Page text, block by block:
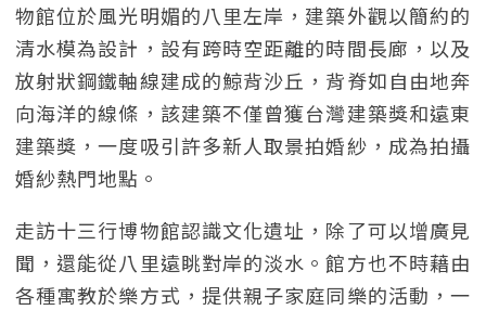
物館位於風光明媚的八里左岸，建築外觀以簡約的
清水模為設計，設有跨時空距離的時間長廊，以及
放射狀鋼鐵軸線建成的鯨背沙丘，背脊如自由地奔
向海洋的線條，該建築不僅曾獲台灣建築獎和遠東
建築獎，一度吸引許多新人取景拍婚紗，成為拍攝
婚紗熱門地點。
走訪十三行博物館認識文化遺址，除了可以增廣見
聞，還能從八里遠眺對岸的淡水。館方也不時藉由
各種寓教於樂方式，提供親子家庭同樂的活動，一